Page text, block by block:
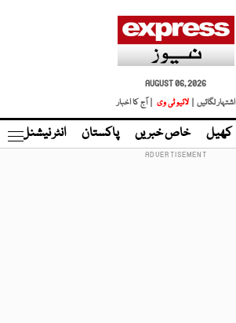
AUGUST 06, 2026
اشتہار لگائیں |
لائیو ٹی وی | آج کا اخبار
کھیل خاص خبریں پاکستان انٹر نیشنل